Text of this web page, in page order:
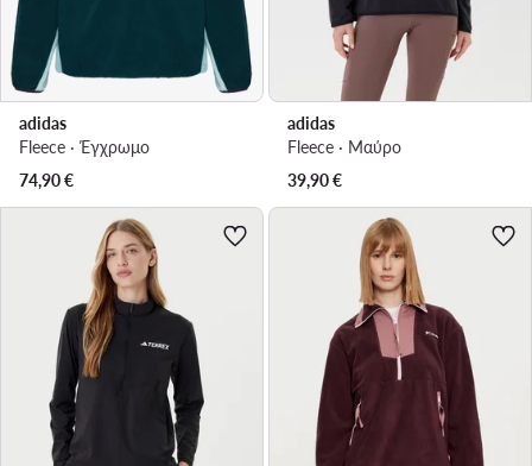
adidas
Fleece · Έγχρωμο
74,90€
adidas
Fleece · Μαύρο
39,90€